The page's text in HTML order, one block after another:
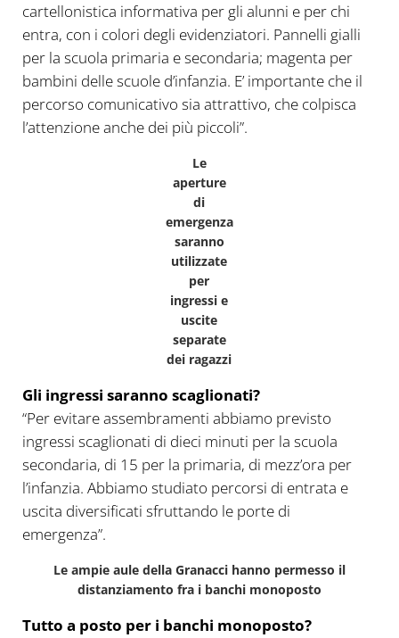
cartellonistica informativa per gli alunni e per chi
entra, con i colori degli evidenziatori. Pannelli gialli
per la scuola primaria e secondaria; magenta per
bambini delle scuole d’infanzia. E’ importante che il
percorso comunicativo sia attrattivo, che colpisca
l’attenzione anche dei più piccoli”.
Le
aperture
di
emergenza
saranno
utilizzate
per
ingressi e
uscite
separate
dei ragazzi
Gli ingressi saranno scaglionati?
“Per evitare assembramenti abbiamo previsto
ingressi scaglionati di dieci minuti per la scuola
secondaria, di 15 per la primaria, di mezz’ora per
l’infanzia. Abbiamo studiato percorsi di entrata e
uscita diversificati sfruttando le porte di
emergenza”.
Le ampie aule della Granacci hanno permesso il
distanziamento fra i banchi monoposto
Tutto a posto per i banchi monoposto?